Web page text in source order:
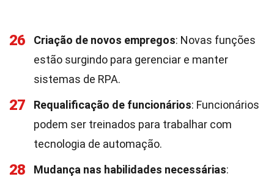
26 Criação de novos empregos: Novas funções
estão surgindo para gerenciar e manter
sistemas de RPA.
27 Requalificação de funcionários: Funcionários
podem ser treinados para trabalhar com
tecnologia de automação.
28 Mudança nas habilidades necessárias: